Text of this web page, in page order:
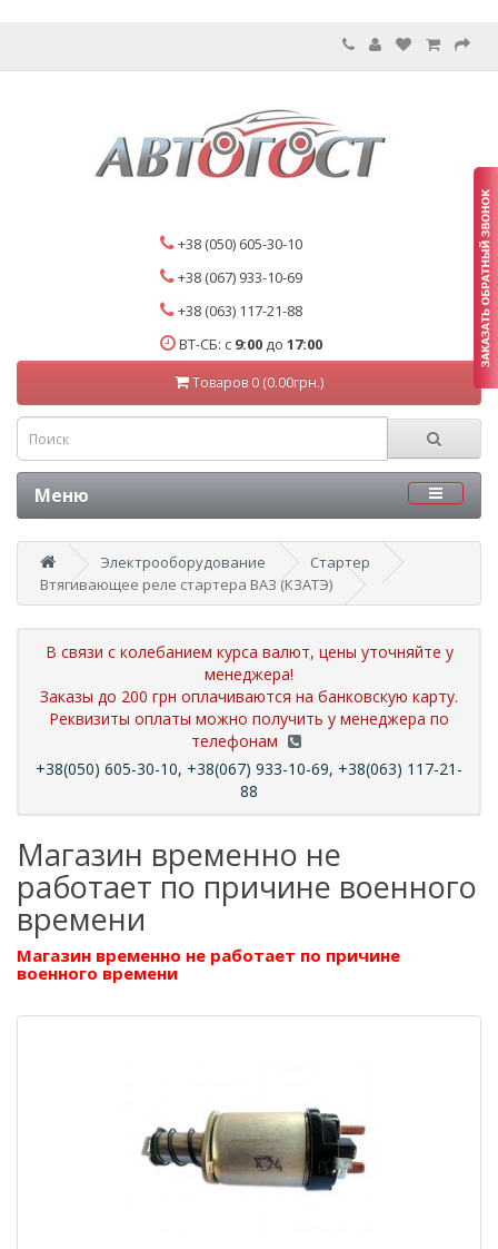
+38 (050) 605-30-10
+38 (067) 933-10-69
+38 (063) 117-21-88
ВТ-СБ: с 9:00 до 17:00
Товаров 0 (0.00грн.)
Меню
Электрооборудование
Стартер
Втягивающее реле стартера ВАЗ (КЗАТЭ)
В связи с колебанием курса валют, цены уточняйте у
менеджера!
Заказы до 200 грн оплачиваются на банковскую карту.
Реквизиты оплаты можно получить у менеджера по
телефонам
+38(050) 605-30-10, +38(067) 933-10-69, +38(063) 117-21-
88
Магазин временно не
работает по причине военного
времени
Магазин временно не работает по причине
военного времени